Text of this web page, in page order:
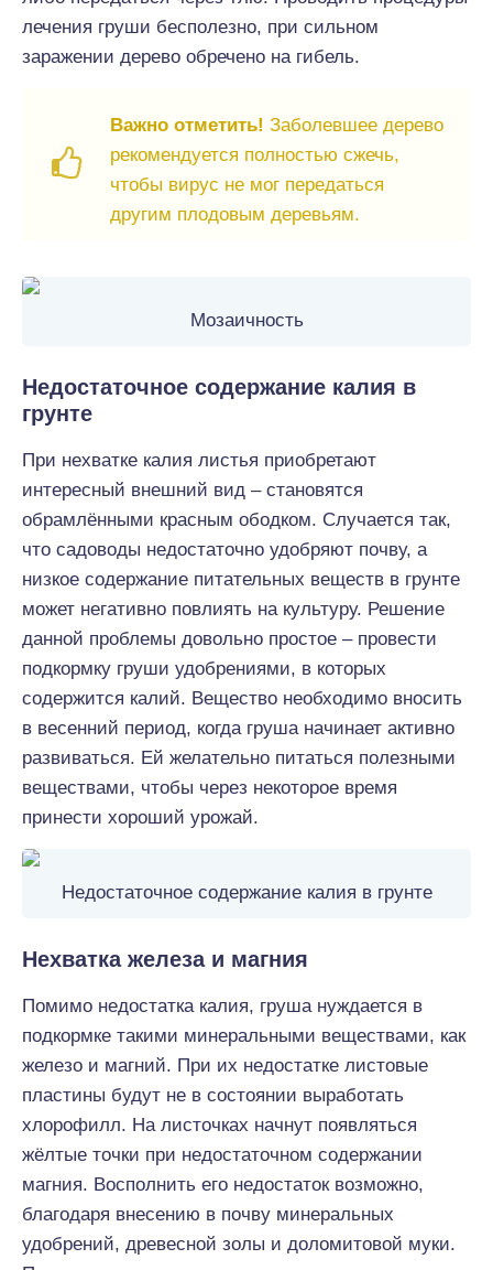
лечения груши бесполезно, при сильном
заражении дерево обречено на гибель.
Важно отметить! Заболевшее дерево
рекомендуется полностью сжечь,
чтобы вирус не мог передаться
другим плодовым деревьям.
Мозаичность
Недостаточное содержание калия в
грунте
При нехватке калия листья приобретают
интересный внешний вид – становятся
обрамлёнными красным ободком. Случается так,
что садоводы недостаточно удобряют почву, а
низкое содержание питательных веществ в грунте
может негативно повлиять на культуру. Решение
данной проблемы довольно простое – провести
подкормку груши удобрениями, в которых
содержится калий. Вещество необходимо вносить
в весенний период, когда груша начинает активно
развиваться. Ей желательно питаться полезными
веществами, чтобы через некоторое время
принести хороший урожай.
Недостаточное содержание калия в грунте
Нехватка железа и магния
Помимо недостатка калия, груша нуждается в
подкормке такими минеральными веществами, как
железо и магний. При их недостатке листовые
пластины будут не в состоянии выработать
хлорофилл. На листочках начнут появляться
жёлтые точки при недостаточном содержании
магния. Восполнить его недостаток возможно,
благодаря внесению в почву минеральных
удобрений, древесной золы и доломитовой муки.